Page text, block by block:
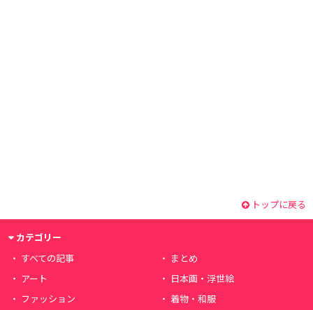
トップに戻る
カテゴリー
すべての記事
まとめ
アート
日本画・浮世絵
ファッション
着物・和服